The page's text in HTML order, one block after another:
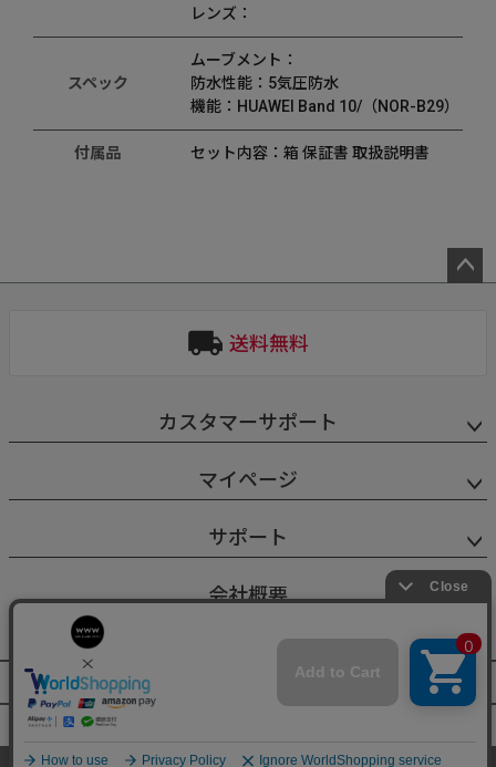
レンズ：
スペック
ムーブメント：
防水性能：5気圧防水
機能：HUAWEI Band 10/（NOR-B29）
付属品 セット内容：箱 保証書 取扱説明書
送料無料
カスタマーサポート
マイページ
サポート
会社概要
特定商取引法に基づく表示
個人情報保護方針
©World Wide Watch All Rights reserved.